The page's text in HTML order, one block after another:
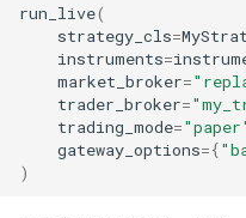
run_live(
strategy_cls=
instruments=
market_broker=
trader_broker=
trading_mode=
gateway_options={
)